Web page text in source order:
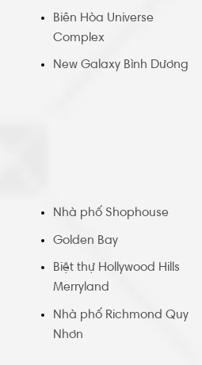
Biên Hòa Universe
Complex
New Galaxy Bình Dương
Nhà phố Shophouse
Golden Bay
Biệt thự Hollywood Hills
Merryland
Nhà phố Richmond Quy
Nhơn